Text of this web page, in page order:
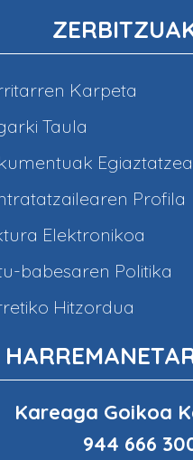
Karpeta
Taula
Egiaztatzea
Profila
Elektronikoa
babesaren Politika
Hitzordua
Kareaga Goikoa
944 666